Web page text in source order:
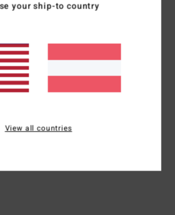
ARTIKEL
your ship-to country
View all countries